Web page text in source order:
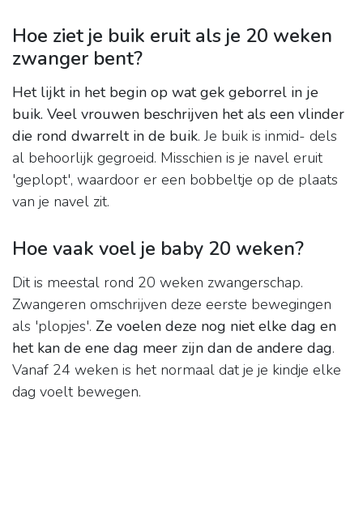
Hoe ziet je buik eruit als je 20 weken
zwanger bent?
Het lijkt in het begin op wat gek geborrel in je
buik. Veel vrouwen beschrijven het als een vlinder
die rond dwarrelt in de buik. Je buik is inmid- dels
al behoorlijk gegroeid. Misschien is je navel eruit
'geplopt', waardoor er een bobbeltje op de plaats
van je navel zit.
Hoe vaak voel je baby 20 weken?
Dit is meestal rond 20 weken zwangerschap.
Zwangeren omschrijven deze eerste bewegingen
als 'plopjes'. Ze voelen deze nog niet elke dag en
het kan de ene dag meer zijn dan de andere dag.
Vanaf 24 weken is het normaal dat je je kindje elke
dag voelt bewegen.